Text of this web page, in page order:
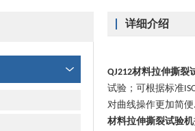
详细介绍
QJ212材料拉伸撕裂
试验；可根据标准
对曲线操作更加简便
材料拉伸撕裂试验机